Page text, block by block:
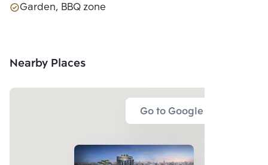
Garden, BBQ zone
Nearby Places
Go to Google Map